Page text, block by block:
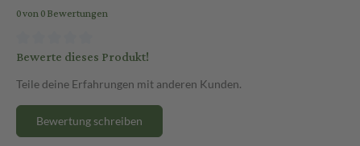
0 von 0 Bewertungen
Bewerte dieses Produkt!
Teile deine Erfahrungen mit anderen Kunden.
Bewertung schreiben